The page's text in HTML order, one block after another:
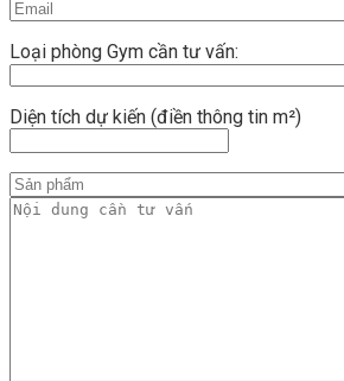
Loại phòng Gym cần tư vấn:
Diện tích dự kiến (điền thông tin m²)